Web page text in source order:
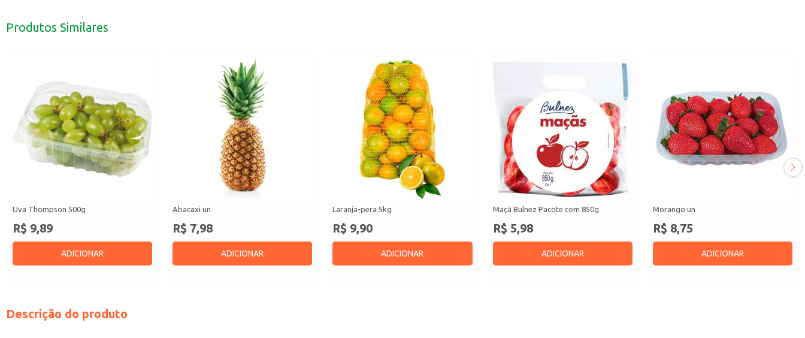
Produtos Similares
Uva Thompson 500g
R$ 9,89
ADICIONAR
Abacaxi un
R$ 7,98
ADICIONAR
Laranja-pera 5kg
R$ 9,90
ADICIONAR
Maçã Bulnez Pacote com 850g
R$ 5,98
ADICIONAR
Morango un
R$ 8,75
ADICIONAR
Descrição do produto